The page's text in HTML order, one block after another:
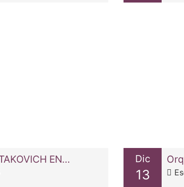
Concierto extraordinario: DSCH SCHOSTAKOVICH ENSEMBLE Dic
13